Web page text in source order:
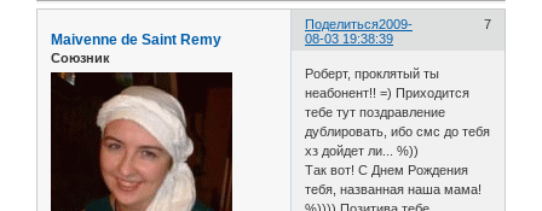
Поделиться 7
2009-
08-03 19:38:39
Maivenne de Saint Remy
Союзник
Роберт, проклятый ты
неабонент!! =) Приходится
тебе тут поздравление
дублировать, ибо смс до тебя
хз дойдет ли... %))
Так вот! С Днем Рождения
тебя, названная наша мама!